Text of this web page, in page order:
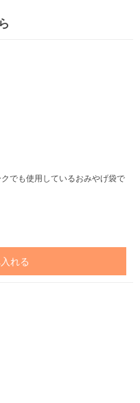
でも使用しているおみやげ袋で
れる